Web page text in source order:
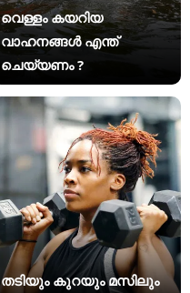
വെള്ളം കയറിയ
വാഹനങ്ങൾ എന്ത്
ചെയ്യണം ?
തടിയും കുറയും മസിലും